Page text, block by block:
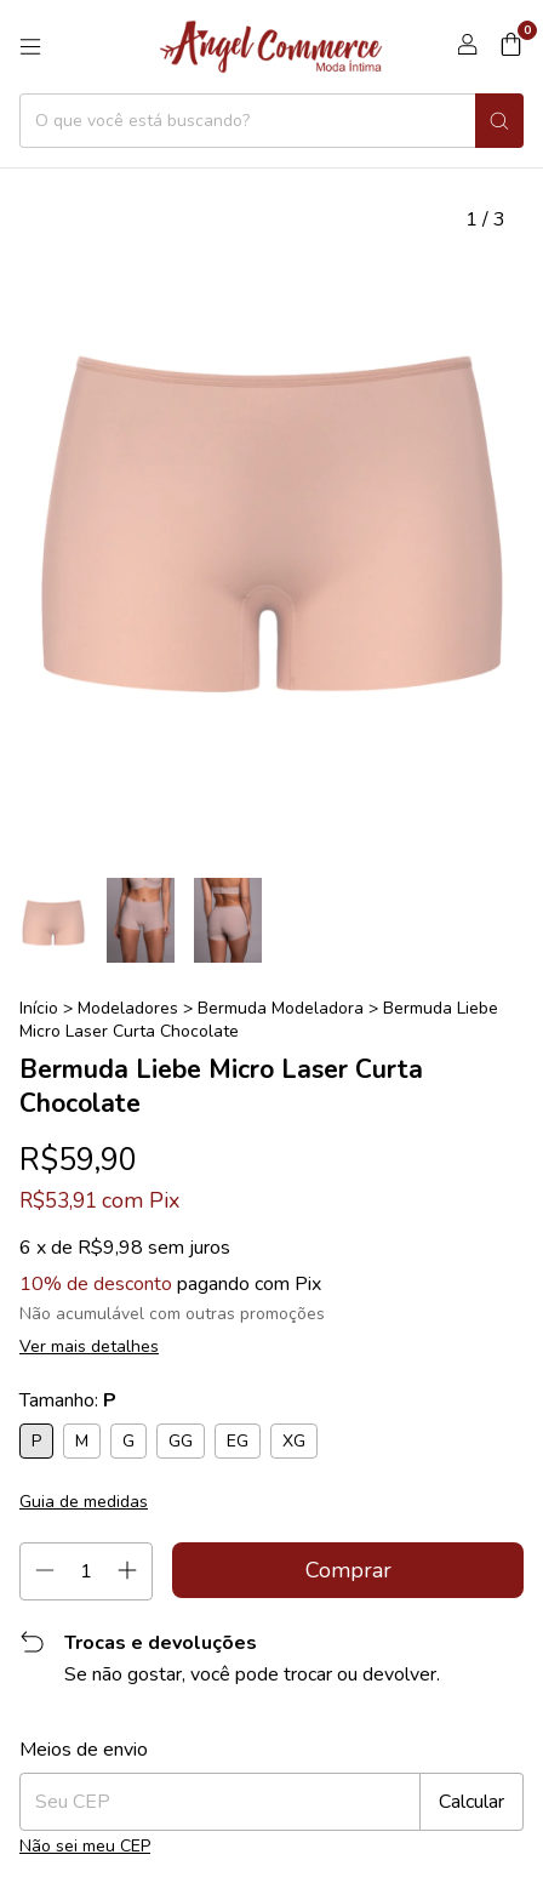
0
1/3
Início > Modeladores > Bermuda Modeladora > Bermuda Liebe
Micro Laser Curta Chocolate
Bermuda Liebe Micro Laser Curta
Chocolate
R$59,90
R$53,91 com Pix
6 x de R$9,98 sem juros
10% de desconto pagando com Pix
Não acumulável com outras promoções
Ver mais detalhes
Tamanho: P
P M G GG EG XG
Guia de medidas
Trocas e devoluções
Se não gostar, você pode trocar ou devolver.
Entregas para o CEP:
Meios de envio
Calcular
Não sei meu CEP